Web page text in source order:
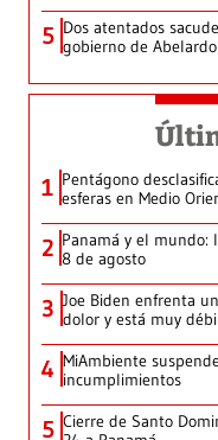
5 Dos atentados
gobierno de
1 Pentágono
esferas en Medio
2 Panamá y el mundo:
8 de agosto
3 Joe Biden enfrenta
dolor y está muy
4 MiAmbiente
incumplimientos
5 Cierre de Santo